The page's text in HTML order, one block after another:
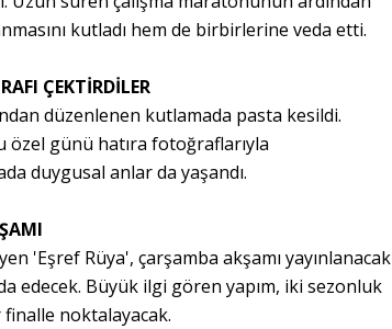
kutladı hem de birbirlerine veda etti.
ÇEKTİRDİLER
düzenlenen kutlamada pasta kesildi.
özel günü hatıra fotoğraflarıyla
duygusal anlar da yaşandı.
'Eşref Rüya', çarşamba akşamı yayınlanacak
edecek. Büyük ilgi gören yapım, iki sezonluk
noktalayacak.